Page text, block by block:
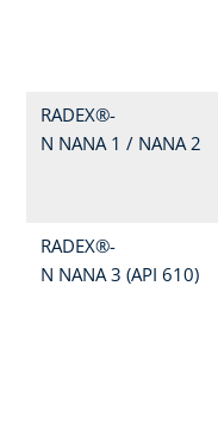
RADEX®-
N NANA 1 / NANA 2
RADEX®-
N NANA 3 (API 610)